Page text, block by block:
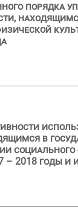
порядка
в
– 2018 годы и